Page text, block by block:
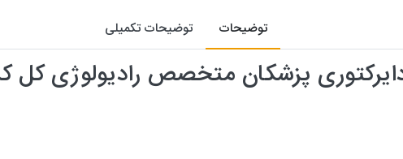
توضیحات توضیحات تکمیلی
پزشکان متخصص رادیولوژی کل